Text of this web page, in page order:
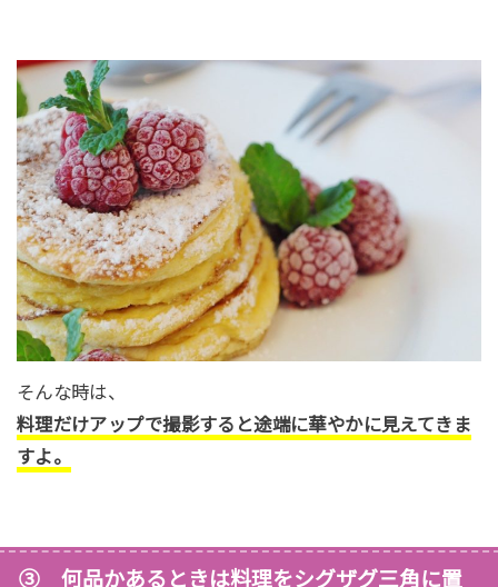
そんな時は、
料理だけアップで撮影すると途端に華やかに見えてきま
すよ。
③ 何品かあるときは料理をシグザグ三角に置